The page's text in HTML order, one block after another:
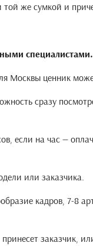
же сумкой и
специалистами.
Москвы ценник
сразу
если на час —
или заказчика.
кадров, 7-8
заказчик,